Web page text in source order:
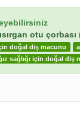
otu
doğal diş macunu
sağlığı için doğal diş